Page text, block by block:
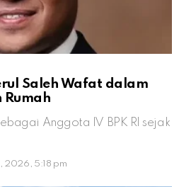
Saleh Wafat dalam
Rumah
Anggota IV BPK RI sejak
2026, 5:18 pm